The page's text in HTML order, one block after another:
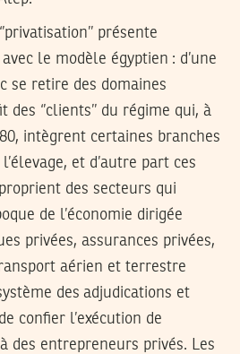
présente
le modèle égyptien : d’une
se retire des domaines
‘’clients’’ du régime qui, à
intègrent certaines branches
et d’autre part ces
des secteurs qui
de l’économie dirigée
privées, assurances privées,
aérien et terrestre
des adjudications et
confier l’exécution de
des entrepreneurs privés. Les